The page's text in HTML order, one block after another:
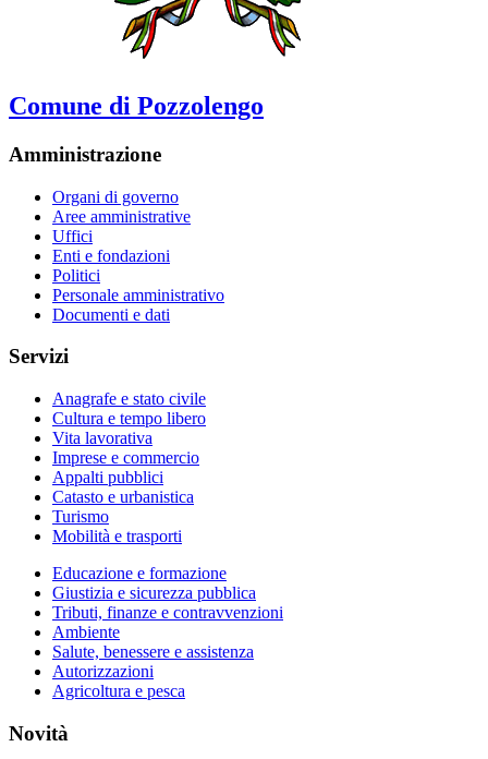
Comune di Pozzolengo
Amministrazione
Organi di governo
Aree amministrative
Uffici
Enti e fondazioni
Politici
Personale amministrativo
Documenti e dati
Servizi
Anagrafe e stato civile
Cultura e tempo libero
Vita lavorativa
Imprese e commercio
Appalti pubblici
Catasto e urbanistica
Turismo
Mobilità e trasporti
Educazione e formazione
Giustizia e sicurezza pubblica
Tributi, finanze e contravvenzioni
Ambiente
Salute, benessere e assistenza
Autorizzazioni
Agricoltura e pesca
Novità